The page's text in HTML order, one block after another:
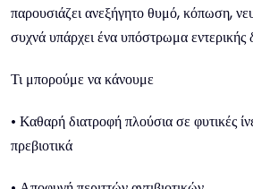
παρουσιάζει ανεξήγητο θυμό, κόπωση,
συχνά υπάρχει ένα υπόστρωμα εντερικής
Τι μπορούμε να κάνουμε
• Καθαρή διατροφή πλούσια σε φυτικές
πρεβιοτικά